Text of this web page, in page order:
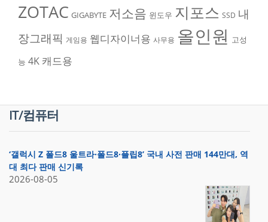
ZOTAC GIGABYTE 저소음 윈도우 지포스 SSD 내
장그래픽 게임용 웹디자이너용 사무용 올인원 고성
능 4K 캐드용
IT/컴퓨터
‘갤럭시 Z 폴드8 울트라·폴드8·플립8’ 국내 사전 판매 144만대, 역
대 최다 판매 신기록
2026-08-05